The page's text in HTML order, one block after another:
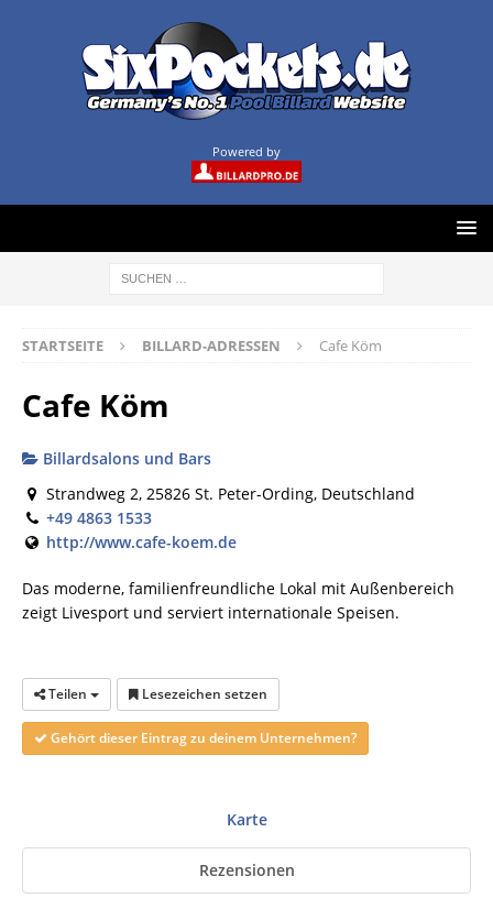
Powered by
STARTSEITE BILLARD-ADRESSEN Cafe Köm
Cafe Köm
Billardsalons und Bars
Strandweg 2, 25826 St. Peter-Ording, Deutschland
+49 4863 1533
http://www.cafe-koem.de
Das moderne, familienfreundliche Lokal mit Außenbereich
zeigt Livesport und serviert internationale Speisen.
Teilen Lesezeichen setzen
Gehört dieser Eintrag zu deinem Unternehmen?
Karte
Rezensionen